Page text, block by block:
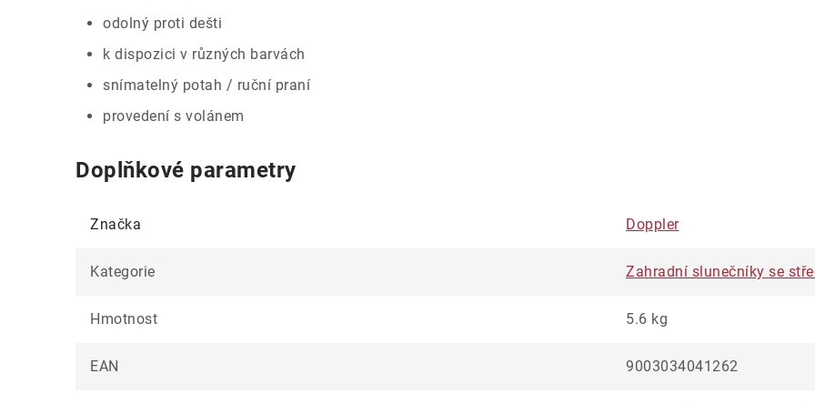
odolný proti dešti
k dispozici v různých barvách
snímatelný potah / ruční praní
provedení s volánem
Doplňkové parametry
Značka Doppler
Kategorie Zahradní slunečníky se
Hmotnost 5.6 kg
EAN 9003034041262